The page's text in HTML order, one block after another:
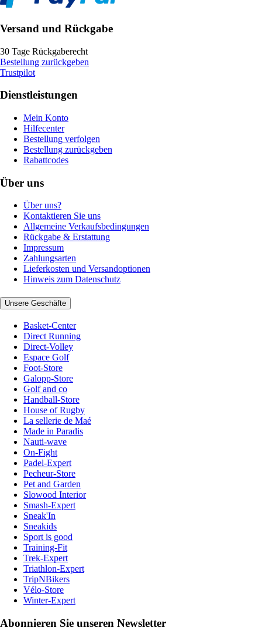
Versand und Rückgabe
30 Tage Rückgaberecht
Bestellung zurückgeben
Trustpilot
Dienstleistungen
Mein Konto
Hilfecenter
Bestellung verfolgen
Bestellung zurückgeben
Rabattcodes
Über uns
Über uns?
Kontaktieren Sie uns
Allgemeine Verkaufsbedingungen
Rückgabe & Erstattung
Impressum
Zahlungsarten
Lieferkosten und Versandoptionen
Hinweis zum Datenschutz
Unsere Geschäfte
Basket-Center
Direct Running
Direct-Volley
Espace Golf
Foot-Store
Galopp-Store
Golf and co
Handball-Store
House of Rugby
La sellerie de Maé
Made in Paradis
Nauti-wave
On-Fight
Padel-Expert
Pecheur-Store
Pet and Garden
Slowood Interior
Smash-Expert
Sneak'In
Sneakids
Sport is good
Training-Fit
Trek-Expert
Triathlon-Expert
TripNBikers
Vélo-Store
Winter-Expert
Abonnieren Sie unseren Newsletter